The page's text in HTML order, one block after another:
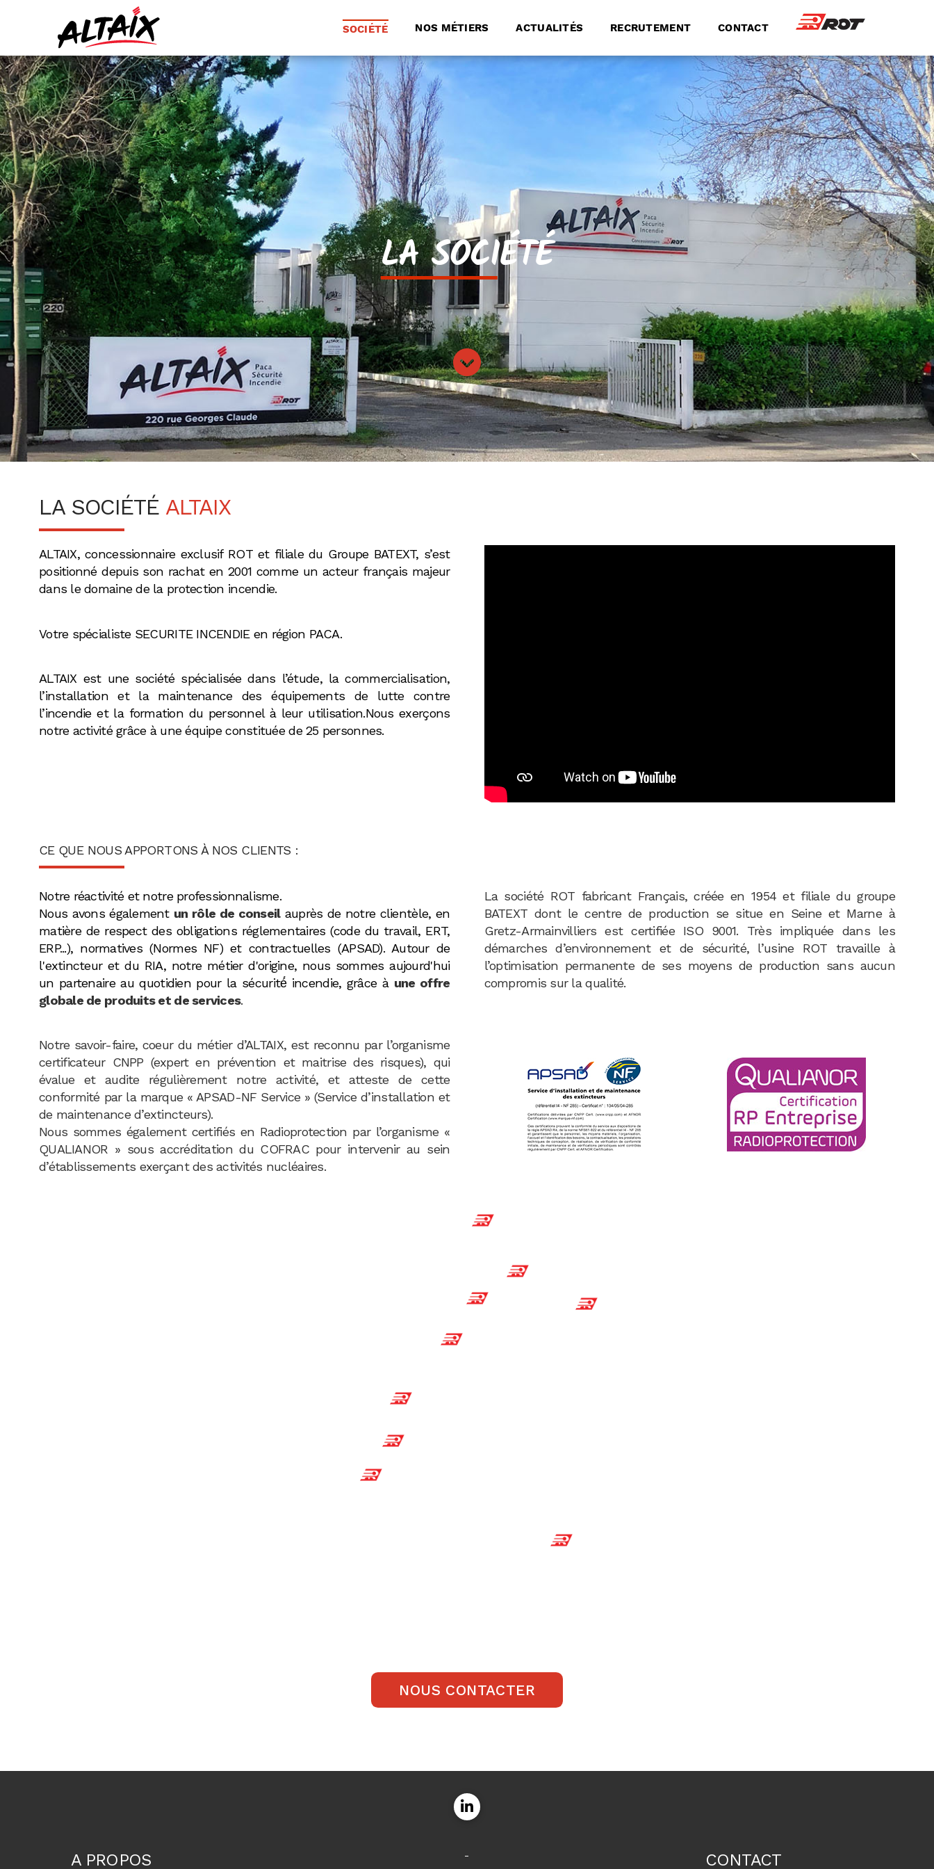
SOCIÉTÉ NOS MÉTIERS ACTUALITÉS RECRUTEMENT CONTACT
LA SOCIÉTÉ
LA SOCIÉTÉ ALTAIX
ALTAIX, concessionnaire exclusif ROT et filiale du Groupe BATEXT, s’est
positionné depuis son rachat en 2001 comme un acteur français majeur
dans le domaine de la protection incendie.
Votre spécialiste SECURITE INCENDIE en région PACA.
ALTAIX est une société spécialisée dans l’étude, la commercialisation,
l’installation et la maintenance des équipements de lutte contre
l’incendie et la formation du personnel à leur utilisation.Nous exerçons
notre activité grâce à une équipe constituée de 25 personnes.
CE QUE NOUS APPORTONS À NOS CLIENTS :
Notre réactivité et notre professionnalisme.
Nous avons également un rôle de conseilauprès de notre clientèle, en
matière de respect des obligations réglementaires (code du travail, ERT,
ERP...), normatives (Normes NF) et contractuelles (APSAD). Autour de
l'extincteur et du RIA, notre métier d'origine, nous sommes aujourd'hui
un partenaire au quotidien pour la sécurité́ incendie, grâce à une offre
globale de produits et de services.
Notre savoir-faire, coeur du métier d’ALTAIX, est reconnu par l’organisme
certificateur CNPP (expert en prévention et maitrise des risques), qui
évalue et audite régulièrement notre activité, et atteste de cette
conformité par la marque « APSAD-NF Service » (Service d’installation et
de maintenance d’extincteurs).
Nous sommes également certifiés en Radioprotection par l’organisme «
QUALIANOR » sous accréditation du COFRAC pour intervenir au sein
d’établissements exerçant des activités nucléaires.
La société ROT fabricant Français, créée en 1954 et filiale du groupe
BATEXT dont le centre de production se situe en Seine et Marne à
Gretz-Armainvilliers est certifiée ISO 9001. Très impliquée dans les
démarches d’environnement et de sécurité, l’usine ROT travaille à
l’optimisation permanente de ses moyens de production sans aucun
compromis sur la qualité.
NOUS CONTACTER
A PROPOS - CONTACT